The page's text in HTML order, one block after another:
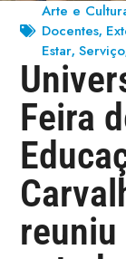
Arte e
Docentes,
Estar,Serviço
Feira
reuniu